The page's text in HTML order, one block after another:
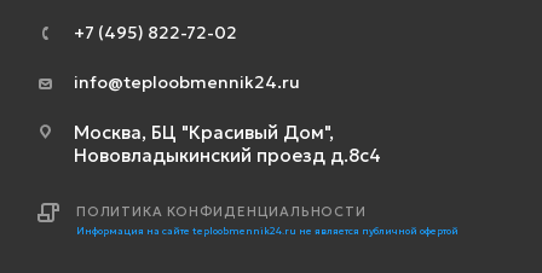
+7 (495) 822-72-02
info@teploobmennik24.ru
Москва, БЦ "Красивый Дом",
Нововладыкинский проезд д.8с4
ПОЛИТИКА КОНФИДЕНЦИАЛЬНОСТИ
Информация на сайте teploobmennik24.ru не является публичной офертой